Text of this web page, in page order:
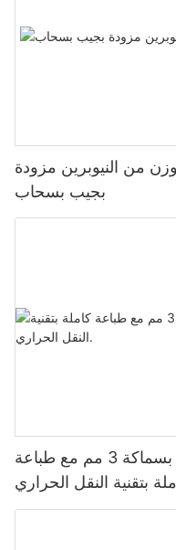
من النيوبرين مزودة
بجيب بسحاب
غطاء كوب قهوة من النيوبرين بسماكة 3 مم مع طباعة